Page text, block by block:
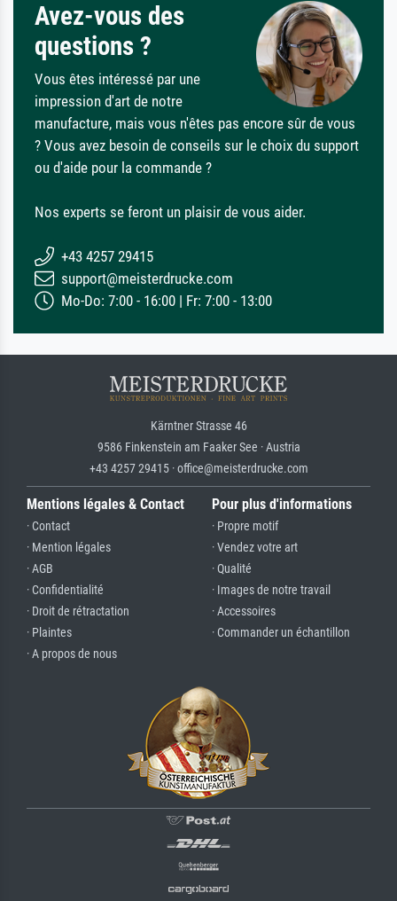
Avez-vous des
questions ?
Vous êtes intéressé par une
impression d'art de notre
manufacture, mais vous n'êtes pas encore sûr de vous
? Vous avez besoin de conseils sur le choix du support
ou d'aide pour la commande ?
Nos experts se feront un plaisir de vous aider.
+43 4257 29415
support@meisterdrucke.com
Mo-Do: 7:00 - 16:00 | Fr: 7:00 - 13:00
Kärntner Strasse 46
9586 Finkenstein am Faaker See · Austria
+43 4257 29415 · office@meisterdrucke.com
Mentions légales & Contact
· Contact
· Mention légales
· AGB
· Confidentialité
· Droit de rétractation
· Plaintes
· A propos de nous
Pour plus d'informations
· Propre motif
· Vendez votre art
· Qualité
· Images de notre travail
· Accessoires
· Commander un échantillon